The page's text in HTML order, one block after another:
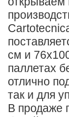
см и
паллетах
отлично
так и для
В продаже